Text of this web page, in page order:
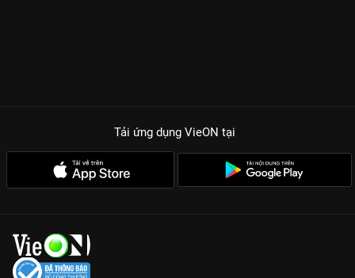
Tải ứng dụng VieON tại